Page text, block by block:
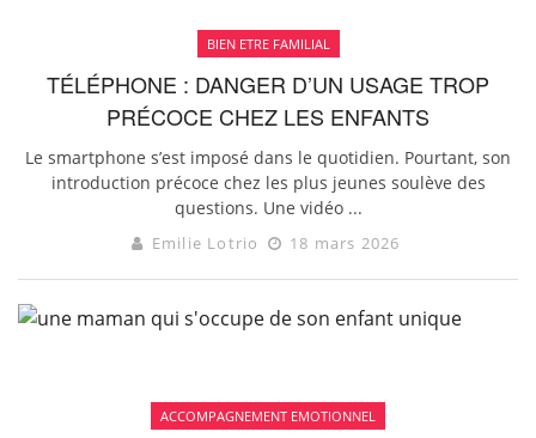
BIEN ETRE FAMILIAL
TÉLÉPHONE : DANGER D’UN USAGE TROP
PRÉCOCE CHEZ LES ENFANTS
Le smartphone s’est imposé dans le quotidien. Pourtant, son
introduction précoce chez les plus jeunes soulève des
questions. Une vidéo ...
Emilie Lotrio 18 mars 2026
ACCOMPAGNEMENT EMOTIONNEL